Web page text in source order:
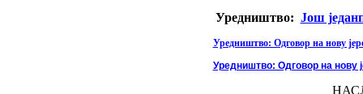
Уредништво: Још
Уредништво: Одговор на нову
Уредништво: Одговор на нову